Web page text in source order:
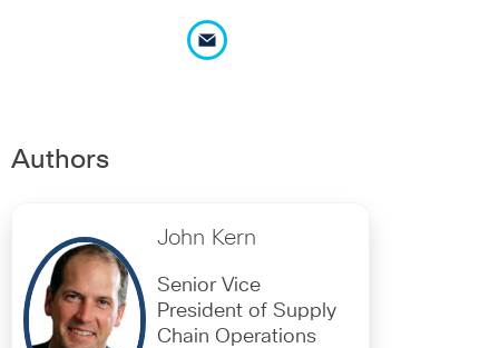
Authors
John Kern
Senior Vice
President of Supply
Chain Operations